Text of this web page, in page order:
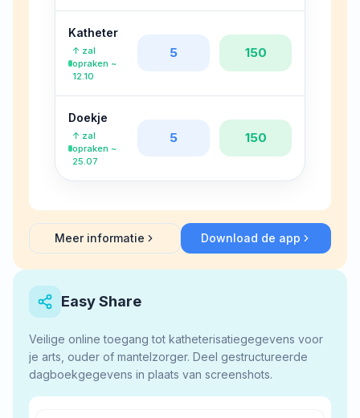
Katheter
↑ zal
opraken ~
12.10
5 150
Doekje
↑ zal
opraken ~
25.07
5 150
Meer informatie
aboutVoorraadtrackerDownload de app
Easy Share
Veilige online toegang tot katheterisatiegegevens voor
je arts, ouder of mantelzorger. Deel gestructureerde
dagboekgegevens in plaats van screenshots.